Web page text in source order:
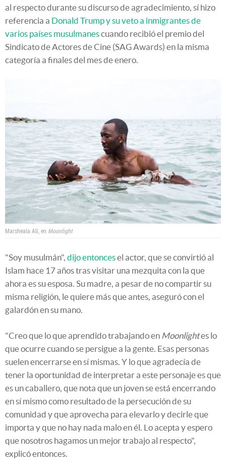
al respecto durante su discurso de agradecimiento, sí hizo
referencia a Donald Trump y su veto a inmigrantes de
varios países musulmanescuando recibió el premio del
Sindicato de Actores de Cine (SAG Awards) en la misma
categoría a finales del mes de enero.
Marsheala Ali, en Moonlight
"Soy musulmán", dijo entoncesel actor, que se convirtió al
Islam hace 17 años tras visitar una mezquita con la que
ahora es su esposa. Su madre, a pesar de no compartir su
misma religión, le quiere más que antes, aseguró con el
galardón en su mano.
"Creo que lo que aprendido trabajando en Moonlightes lo
que ocurre cuando se persigue a la gente. Esas personas
suelen encerrarse en sí mismas. Y lo que agradecía de
tener la oportunidad de interpretar a este personaje es que
es un caballero, que nota que un joven se está encerrando
en sí mismo como resultado de la persecución de su
comunidad y que aprovecha para elevarlo y decirle que
importa y que no hay nada malo en él. Lo acepta y espero
que nosotros hagamos un mejor trabajo al respecto",
explicó entonces.